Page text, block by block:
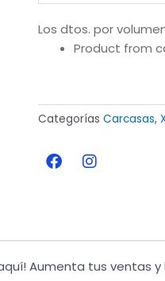
Los dtos. por
Product from
Categorías Carcasas,
F
a
o
k
I
n
r
a
Aumenta tus ventas